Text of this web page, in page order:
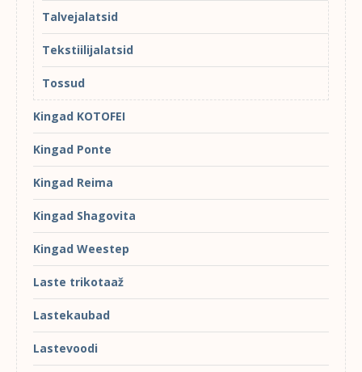
Talvejalatsid
Tekstiilijalatsid
Tossud
Kingad KOTOFEI
Kingad Ponte
Kingad Reima
Kingad Shagovita
Kingad Weestep
Laste trikotaaž
Lastekaubad
Lastevoodi